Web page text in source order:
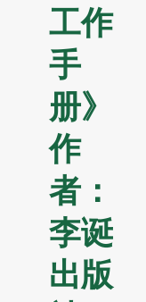
工作
手
册》
作
者：
李诞
出版